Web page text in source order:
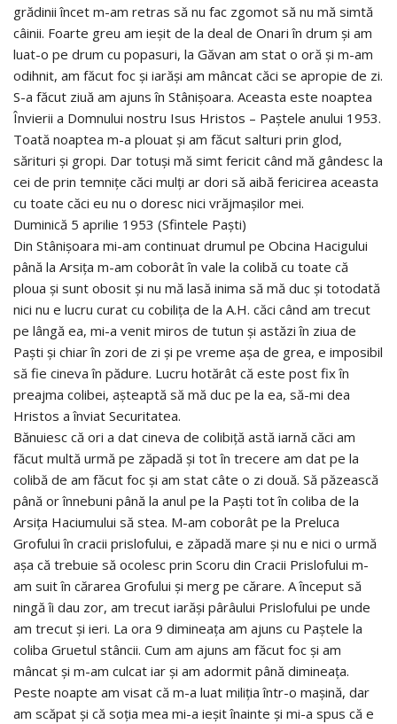
grădinii încet m-am retras să nu fac zgomot să nu mă simtă
câinii. Foarte greu am ieșit de la deal de Onari în drum și am
luat-o pe drum cu popasuri, la Găvan am stat o oră și m-am
odihnit, am făcut foc și iarăși am mâncat căci se apropie de zi.
S-a făcut ziuă am ajuns în Stânișoara. Aceasta este noaptea
Învierii a Domnului nostru Isus Hristos – Paștele anului 1953.
Toată noaptea m-a plouat și am făcut salturi prin glod,
sărituri și gropi. Dar totuși mă simt fericit când mă gândesc la
cei de prin temnițe căci mulți ar dori să aibă fericirea aceasta
cu toate căci eu nu o doresc nici vrăjmașilor mei.
Duminică 5 aprilie 1953 (Sfintele Paști)
Din Stânișoara mi-am continuat drumul pe Obcina Hacigului
până la Arsița m-am coborât în vale la colibă cu toate că
ploua și sunt obosit și nu mă lasă inima să mă duc și totodată
nici nu e lucru curat cu cobilița de la A.H. căci când am trecut
pe lângă ea, mi-a venit miros de tutun și astăzi în ziua de
Paști și chiar în zori de zi și pe vreme așa de grea, e imposibil
să fie cineva în pădure. Lucru hotărât că este post fix în
preajma colibei, așteaptă să mă duc pe la ea, să-mi dea
Hristos a înviat Securitatea.
Bănuiesc că ori a dat cineva de colibiță astă iarnă căci am
făcut multă urmă pe zăpadă și tot în trecere am dat pe la
colibă de am făcut foc și am stat câte o zi două. Să păzească
până or înnebuni până la anul pe la Paști tot în coliba de la
Arsița Haciumului să stea. M-am coborât pe la Preluca
Grofului în cracii prislofului, e zăpadă mare și nu e nici o urmă
așa că trebuie să ocolesc prin Scoru din Cracii Prislofului m-
am suit în cărarea Grofului și merg pe cărare. A început să
ningă îi dau zor, am trecut iarăși pârâului Prislofului pe unde
am trecut și ieri. La ora 9 dimineața am ajuns cu Paștele la
coliba Gruetul stâncii. Cum am ajuns am făcut foc și am
mâncat și m-am culcat iar și am adormit până dimineața.
Peste noapte am visat că m-a luat miliția într-o mașină, dar
am scăpat și că soția mea mi-a ieșit înainte și mi-a spus că e